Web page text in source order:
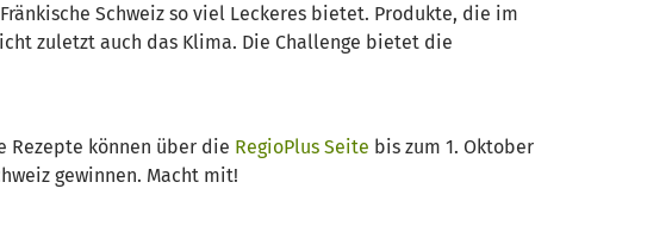
Schweiz so viel Leckeres bietet. Produkte, die im
zuletzt auch das Klima. Die Challenge bietet die
Rezepte können über die RegioPlus Seite bis zum 1. Oktober
gewinnen. Macht mit!